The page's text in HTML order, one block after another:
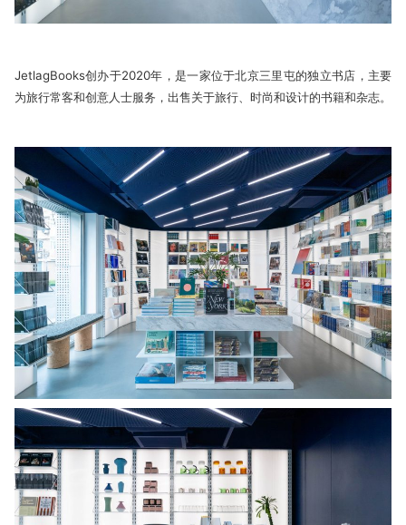
JetlagBooks创办于2020年，是一家位于北京三里屯的独立书店，主要
为旅行常客和创意人士服务，出售关于旅行、时尚和设计的书籍和杂志。